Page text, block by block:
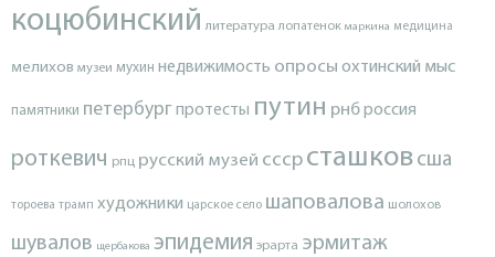
коцюбинский литература лопатенок маркина медицина
мелихов музеи мухин недвижимость опросы охтинский мыс
памятники петербургпротесты путин рнброссия
роткевич рпц русский музей ссср сташков сша
тороева трамп художники царское село шаповалова шолохов
шувалов щербакова эпидемия эрарта эрмитаж